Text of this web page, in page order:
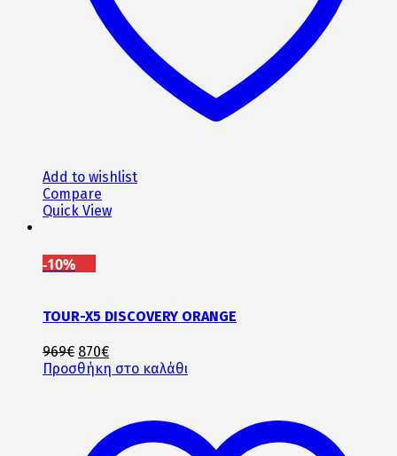
Add to wishlist
Compare
Quick View
-10%
TOUR-X5 DISCOVERY ORANGE
969€ Original
price
870€Η
τρέχουσα
870€.
Προσθήκη στο καλάθι